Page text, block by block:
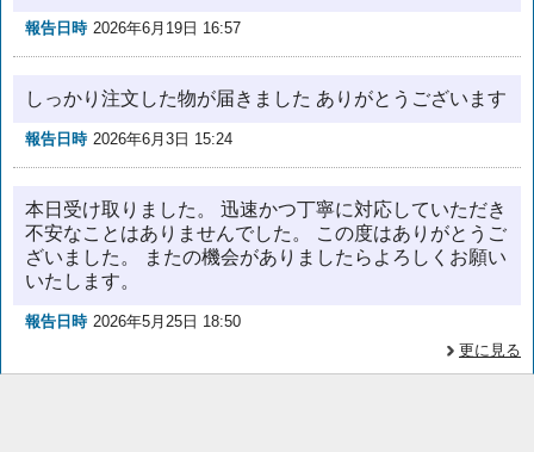
報告日時 2026年6月19日 16:57
しっかり注文した物が届きました ありがとうございます
報告日時 2026年6月3日 15:24
本日受け取りました。 迅速かつ丁寧に対応していただき
不安なことはありませんでした。 この度はありがとうご
ざいました。 またの機会がありましたらよろしくお願い
いたします。
報告日時 2026年5月25日 18:50
更に見る